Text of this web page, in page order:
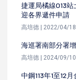
捷運局橘線O13
迎各界遞件申請
高培德 | 2022/04/18
海巡署南部分署
高培德 | 2024/09/10
中鋼113年1至12